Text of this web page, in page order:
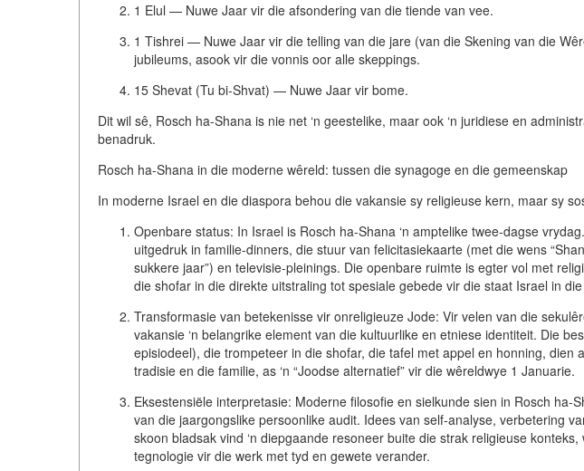
1 Elul — Nuwe Jaar vir die afsondering van die tiende van vee.
1 Tishrei — Nuwe Jaar vir die telling van die jare (van die Skening van die
jubileums, asook vir die vonnis oor alle skeppings.
15 Shevat (Tu bi-Shvat) — Nuwe Jaar vir bome.
Dit wil sê, Rosch ha-Shana is nie net ‘n geestelike, maar ook ‘n juridiese en
benadruk.
Rosch ha-Shana in die moderne wêreld: tussen die synagoge en die gemeenskap
In moderne Israel en die diaspora behou die vakansie sy religieuse kern, maar sy
Openbare status: In Israel is Rosch ha-Shana ‘n amptelike twee-dagse
uitgedruk in familie-dinners, die stuur van felicitasiekaarte (met die wens
sukkere jaar”) en televisie-pleinings. Die openbare ruimte is egter vol met
die shofar in die direkte uitstraling tot spesiale gebede vir die staat Israel in
Transformasie van betekenisse vir onreligieuze Jode: Vir velen van die
vakansie ‘n belangrike element van die kultuurlike en etniese identiteit. Die
episiodeel), die trompeteer in die shofar, die tafel met appel en honning, dien
tradisie en die familie, as ‘n “Joodse alternatief” vir die wêreldwye 1 Januarie.
Eksestensiële interpretasie: Moderne filosofie en sielkunde sien in Rosch ha-
van die jaargongslike persoonlike audit. Idees van self-analyse, verbetering
skoon bladsak vind ‘n diepgaande resoneer buite die strak religieuse konteks,
tegnologie vir die werk met tyd en gewete verander.